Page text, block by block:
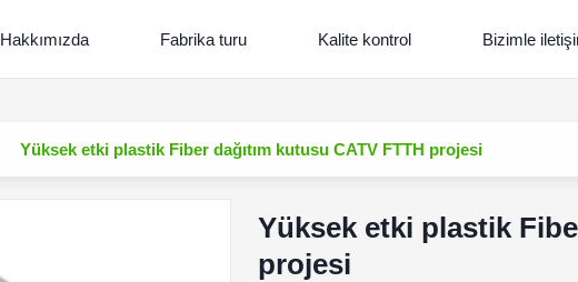
Hakkımızda Fabrika turu Kalite kontrol Bizimle
Yüksek etki plastik Fiber dağıtım kutusu CATV FTTH projesi
Yüksek etki plastik
projesi